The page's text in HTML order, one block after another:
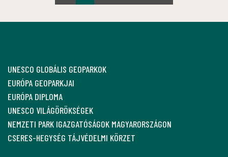
UNESCO GLOBÁLIS GEOPARKOK
EURÓPA GEOPARKJAI
EURÓPA DIPLOMA
UNESCO VILÁGÖRÖKSÉGEK
NEMZETI PARK IGAZGATÓSÁGOK MAGYARORSZÁGON
CSERES-HEGYSÉG TÁJVÉDELMI KÖRZET